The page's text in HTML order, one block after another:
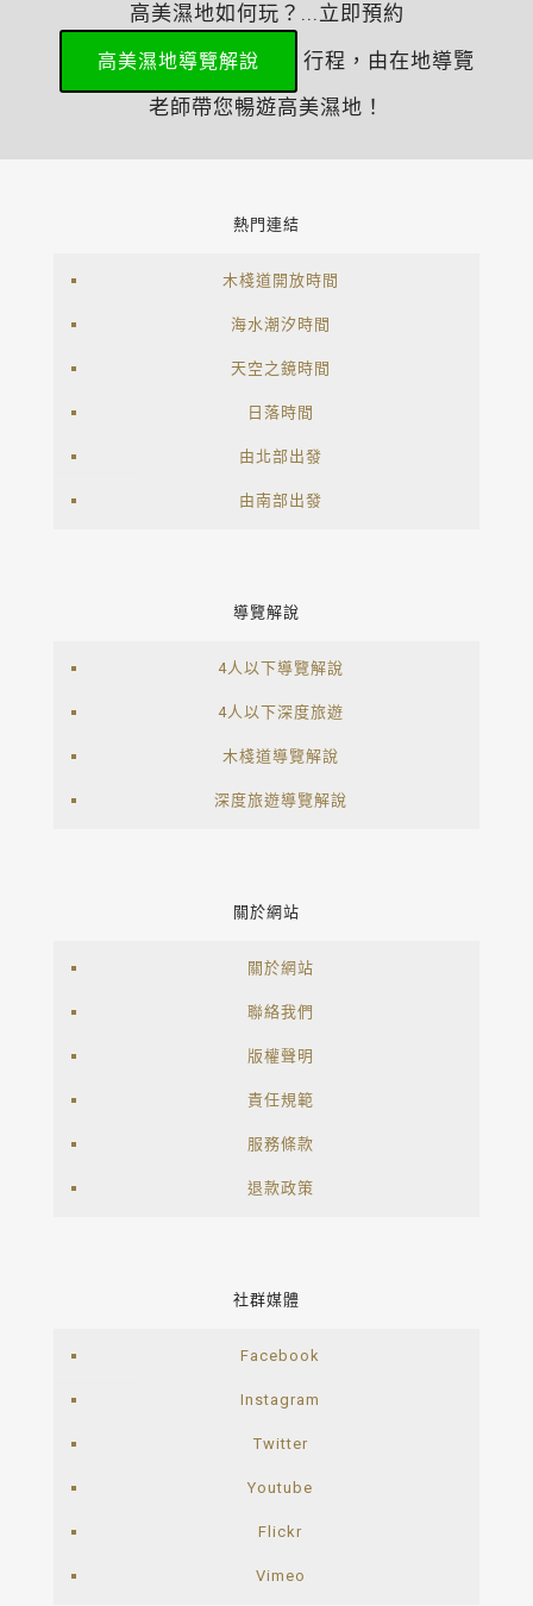
高美濕地如何玩？...立即預約
高美濕地導覽解說
行程，由在地導覽
老師帶您暢遊高美濕地！
熱門連結
木棧道開放時間
海水潮汐時間
天空之鏡時間
日落時間
由北部出發
由南部出發
導覽解說
4人以下導覽解說
4人以下深度旅遊
木棧道導覽解說
深度旅遊導覽解說
關於網站
關於網站
聯絡我們
版權聲明
責任規範
服務條款
退款政策
社群媒體
Facebook
Instagram
Twitter
Youtube
Flickr
Vimeo